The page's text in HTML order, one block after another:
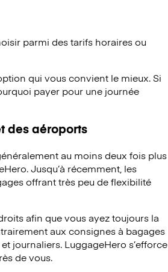
parmi des tarifs horaires ou
qui vous convient le mieux. Si
payer pour une journée
des aéroports
au moins deux fois plus
Jusqu’à récemment, les
offrant très peu de flexibilité
afin que vous ayez toujours la
aux consignes à bagages
journaliers. LuggageHero s’efforce
de vous.